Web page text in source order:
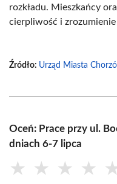
rozkładu. Mieszkańcy
cierpliwość i
Źródło: Urząd Miasta
Oceń: Prace przy ul.
dniach 6-7 lipca
★ ★ ★ ★